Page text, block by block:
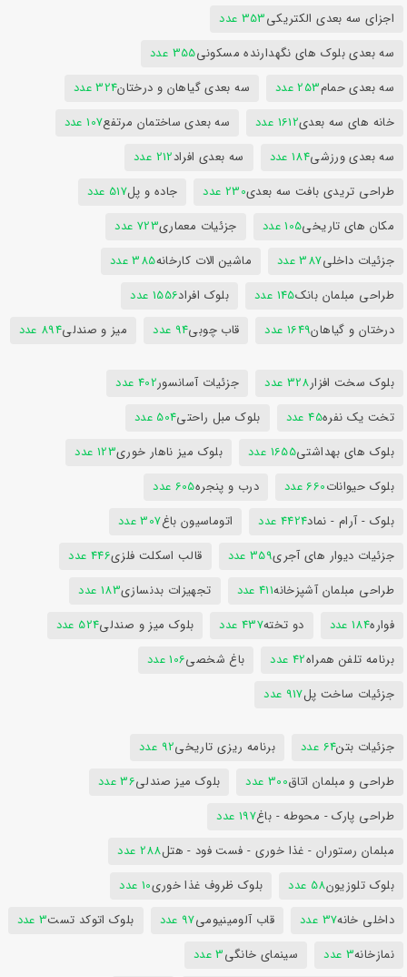
اجزای سه بعدی الکتریکی353 عدد
سه بعدی بلوک های نگهدارنده مسکونی355 عدد
سه بعدی حمام253 عدد سه بعدی گیاهان و درختان324 عدد
خانه های سه بعدی1612 عدد سه بعدی ساختمان مرتفع107 عدد
سه بعدی ورزشی184 عدد سه بعدی افراد212 عدد
طراحی تریدی بافت سه بعدی230 عدد جاده و پل517 عدد
مکان های تاریخی105 عدد جزئیات معماری723 عدد
جزئیات داخلی387 عدد ماشین الات کارخانه385 عدد
طراحی مبلمان بانک145 عدد بلوک افراد1556 عدد
درختان و گیاهان1649 عدد قاب چوبی94 عدد میز و صندلی894 عدد
بلوک سخت افزار328 عدد جزئیات آسانسور402 عدد
تخت یک نفره45 عدد بلوک مبل راحتی504 عدد
بلوک های بهداشتی1655 عدد بلوک میز ناهار خوری123 عدد
بلوک حیوانات660 عدد درب و پنجره605 عدد
بلوک - آرام - نماد4424 عدد اتوماسیون باغ307 عدد
جزئیات دیوار های آجری359 عدد قالب اسکلت فلزی446 عدد
طراحی مبلمان آشپزخانه411 عدد تجهیزات بدنسازی183 عدد
فواره184 عدد دو تخته437 عدد بلوک میز و صندلی524 عدد
برنامه تلفن همراه42 عدد باغ شخصی106 عدد
جزئیات ساخت پل917 عدد
جزئیات بتن64 عدد برنامه ریزی تاریخی92 عدد
طراحی و مبلمان اتاق300 عدد بلوک میز صندلی36 عدد
طراحی پارک - محوطه - باغ197 عدد
مبلمان رستوران - غذا خوری - فست فود - هتل288 عدد
بلوک تلوزیون58 عدد بلوک ظروف غذا خوری10 عدد
داخلی خانه37 عدد قاب آلومینیومی97 عدد بلوک اتوکد تست3 عدد
نمازخانه3 عدد سینمای خانگی3 عدد